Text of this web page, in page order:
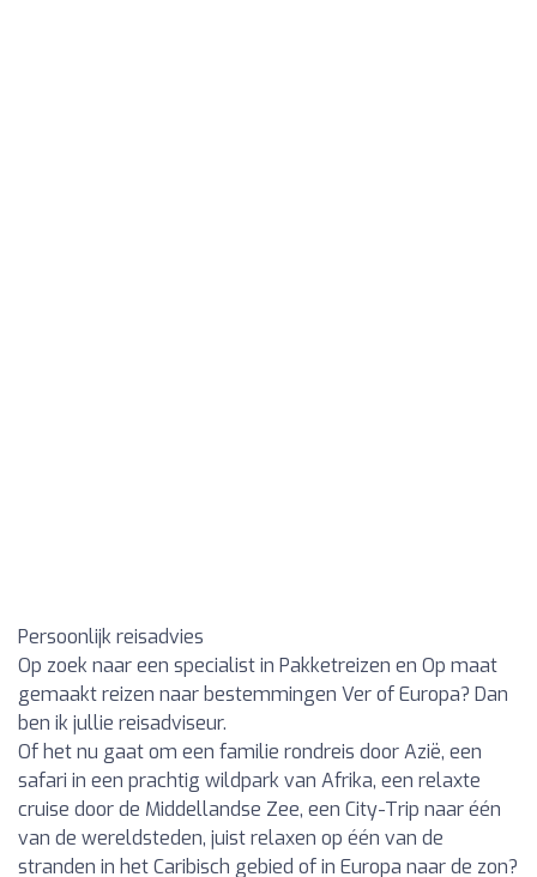
Persoonlijk reisadvies
Op zoek naar een specialist in Pakketreizen en Op maat
gemaakt reizen naar bestemmingen Ver of Europa? Dan
ben ik jullie reisadviseur.
Of het nu gaat om een familie rondreis door Azië, een
safari in een prachtig wildpark van Afrika, een relaxte
cruise door de Middellandse Zee, een City-Trip naar één
van de wereldsteden, juist relaxen op één van de
stranden in het Caribisch gebied of in Europa naar de zon?